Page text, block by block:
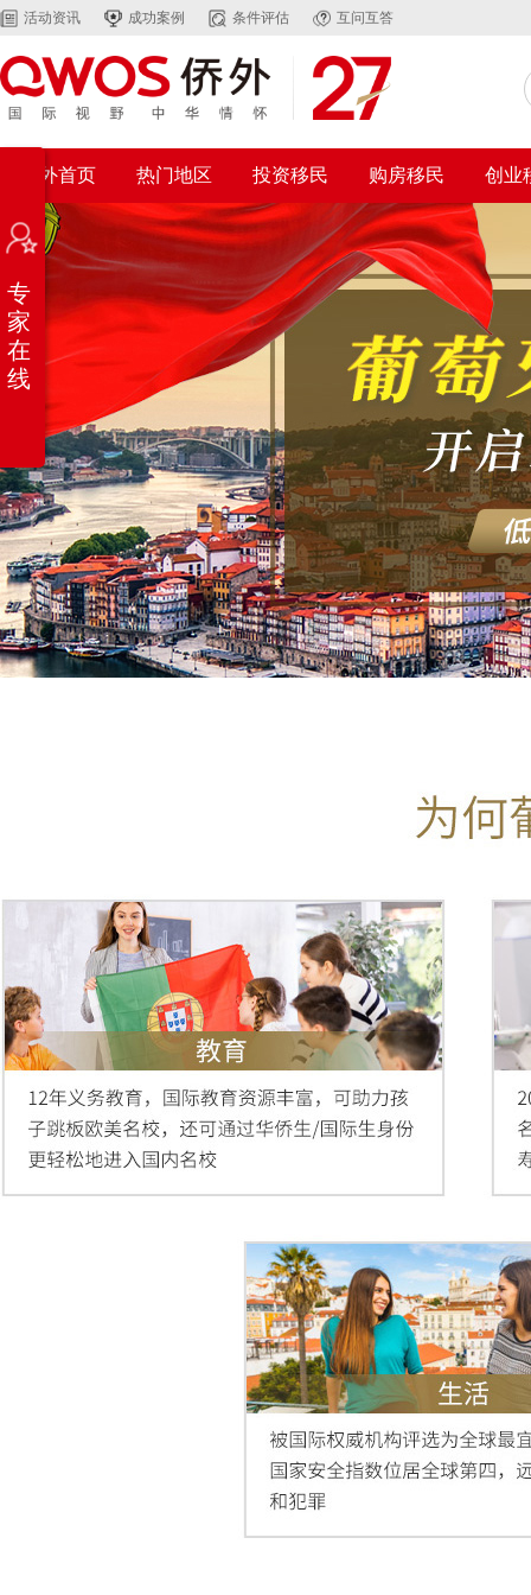
活动资讯 成功案例 条件评估 互问互答
侨外首页 热门地区 投资移民 购房移民 创业
专
家
在
线